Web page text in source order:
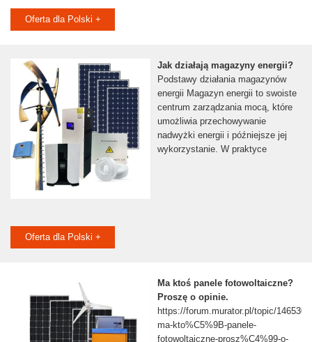
Oferta dla Polski +
Jak działają magazyny energii?
Podstawy działania magazynów
energii Magazyn energii to swoiste
centrum zarządzania mocą, które
umożliwia przechowywanie
nadwyżki energii i późniejsze jej
wykorzystanie. W praktyce
Oferta dla Polski +
Ma ktoś panele fotowoltaiczne?
Proszę o opinie.
https://forum.murator.pl/topic/146530-
ma-kto%C5%9B-panele-
fotowoltaiczne-prosz%C4%99-o-